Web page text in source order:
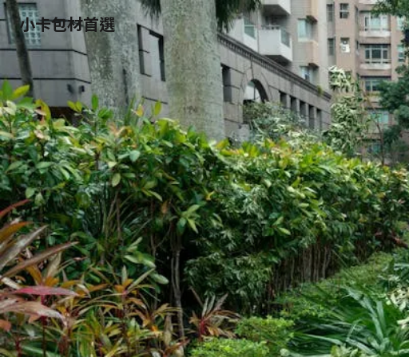
小卡包材首選